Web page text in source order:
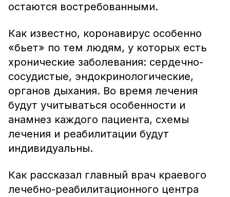
остаются востребованными.
Как известно, коронавирус особенно
«бьет» по тем людям, у которых есть
хронические заболевания: сердечно-
сосудистые, эндокринологические,
органов дыхания. Во время лечения
будут учитываться особенности и
анамнез каждого пациента, схемы
лечения и реабилитации будут
индивидуальны.
Как рассказал главный врач краевого
лечебно-реабилитационного центра